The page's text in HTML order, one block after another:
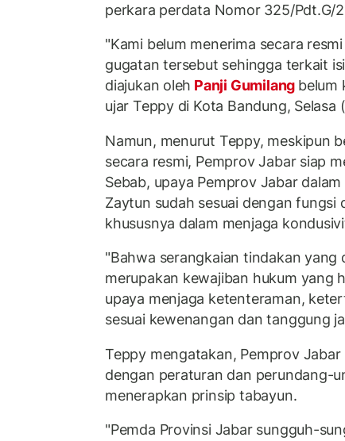
perkara perdata Nomor 325/Pdt.G/
"Kami belum menerima secara
gugatan tersebut sehingga terkait
diajukan oleh Panji Gumilang belum
ujar Teppy di Kota Bandung, Selasa
Namun, menurut Teppy, meskipun
secara resmi, Pemprov Jabar siap
Sebab, upaya Pemprov Jabar
Zaytun sudah sesuai dengan fungsi
khususnya dalam menjaga
"Bahwa serangkaian tindakan yang
merupakan kewajiban hukum yang
upaya menjaga ketenteraman,
sesuai kewenangan dan tanggung
Teppy mengatakan, Pemprov
dengan peraturan dan perundang-
menerapkan prinsip tabayun.
"Pemda Provinsi Jabar sungguh-